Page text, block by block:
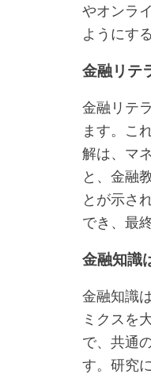
やオンラ
ようにす
金融リテ
金融リテ
ます。こ
解は、マ
と、金融
とが示さ
でき、最
金融知識
金融知識
ミクスを
で、共通
す。研究